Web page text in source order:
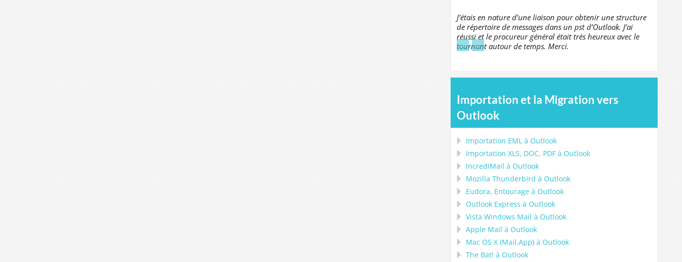
J’étais en nature d’une liaison pour obtenir une structure
de répertoire de messages dans un pst d’Outlook. J’ai
réussi et le procureur général était très heureux avec le
tournant autour de temps. Merci.
← →
Importation et la Migration vers
Outlook
Importation EML à Outlook
Importation XLS, DOC, PDF à Outlook
IncrediMail à Outlook
Mozilla Thunderbird à Outlook
Eudora, Entourage à Outlook
Outlook Express à Outlook
Vista Windows Mail à Outlook
Apple Mail à Outlook
Mac OS X (Mail.App) à Outlook
The Bat! à Outlook